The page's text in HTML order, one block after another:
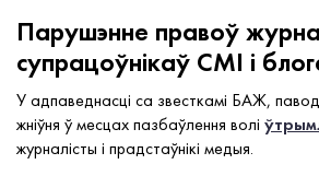
Парушэнне правоў
супрацоўнікаў СМІ і
У адпаведнасці са звесткамі БАЖ,
жніўня ў месцах пазбаўлення волі
журналісты і прадстаўнікі медыя.